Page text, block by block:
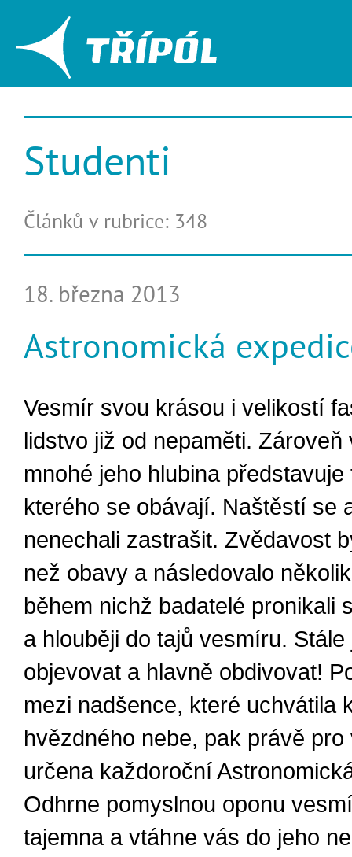
Studenti
Článků v rubrice: 348
18. března 2013
Astronomická
Vesmír svou krásou i velikostí
lidstvo již od nepaměti. Zároveň
mnohé jeho hlubina představuje
kterého se obávají. Naštěstí se
nenechali zastrašit. Zvědavost
než obavy a následovalo
během nichž badatelé pronikali
a hlouběji do tajů vesmíru. Stále
objevovat a hlavně obdivovat!
mezi nadšence, které uchvátila
hvězdného nebe, pak právě pro
určena každoroční
Odhrne pomyslnou oponu
tajemna a vtáhne vás do jeho